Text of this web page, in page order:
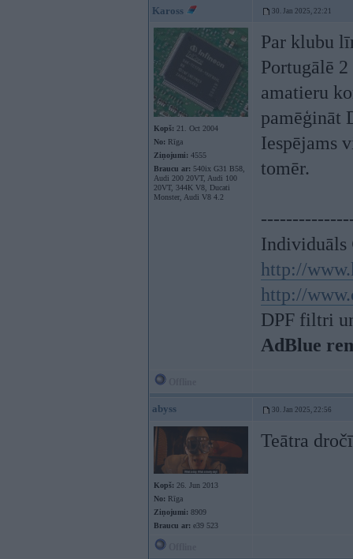
Kaross 30. Jan 2025, 22:21
Kopš: 21. Oct 2004
No: Rīga
Ziņojumi: 4555
Braucu ar: 540ix G31 B58,
Audi 200 20VT, Audi 100
20VT, 344K V8, Ducati
Monster, Audi V8 4.2
Par klubu
Portugālē
amatieru
pamēģināt
Iespējams
tomēr.
Individuāls
http://
http://
DPF filtri
AdBlue
abyss 30. Jan 2025, 22:56
Kopš: 26. Jun 2013
No: Rīga
Ziņojumi: 8909
Braucu ar: e39 523
Teātra